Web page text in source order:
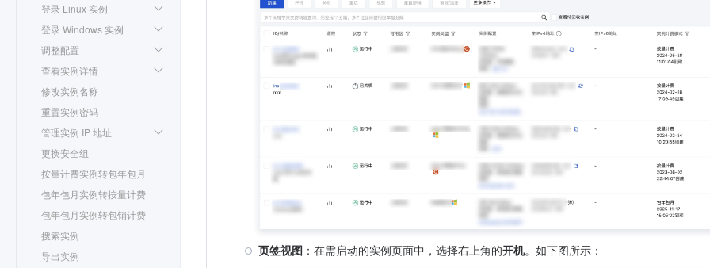
登录 Linux 实例
登录 Windows 实例
调整配置
查看实例详情
修改实例名称
重置实例密码
管理实例 IP 地址
更换安全组
按量计费实例转包年包月
包年包月实例转按量计费
包年包月实例转包销计费
搜索实例
导出实例
页签视图 ：在需启动的实例页面中，选择右上角的开机。如下图所示：